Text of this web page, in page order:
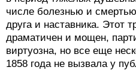
числе болезнью и
друга и наставника. Этот
драматичен и мощен,
виртуозна, но все еще
1858 года не вызвала у